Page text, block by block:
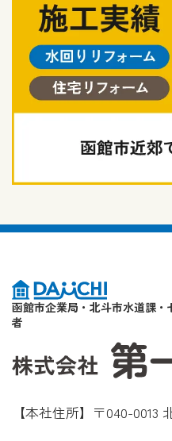
函館市企業局・北斗市水道課
者
【本社住所】〒040-